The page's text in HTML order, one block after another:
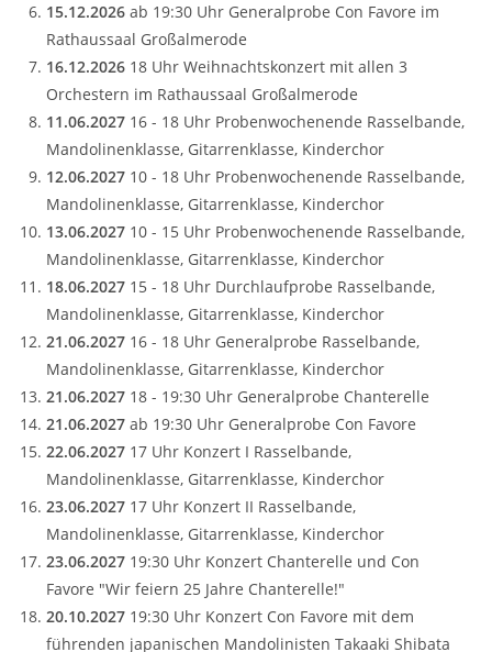
15.12.2026ab 19:30 Uhr Generalprobe Con Favore im
Rathaussaal Großalmerode
16.12.2026 18 Uhr Weihnachtskonzert mit allen 3
Orchestern im Rathaussaal Großalmerode
11.06.2027 16 - 18 Uhr Probenwochenende Rasselbande,
Mandolinenklasse, Gitarrenklasse, Kinderchor
12.06.2027 10 - 18 Uhr Probenwochenende Rasselbande,
Mandolinenklasse, Gitarrenklasse, Kinderchor
13.06.2027 10 - 15 Uhr Probenwochenende Rasselbande,
Mandolinenklasse, Gitarrenklasse, Kinderchor
18.06.2027 15 - 18 Uhr Durchlaufprobe Rasselbande,
Mandolinenklasse, Gitarrenklasse, Kinderchor
21.06.2027 16 - 18 Uhr Generalprobe Rasselbande,
Mandolinenklasse, Gitarrenklasse, Kinderchor
21.06.2027 18 - 19:30 Uhr Generalprobe Chanterelle
21.06.2027 ab 19:30 Uhr Generalprobe Con Favore
22.06.2027 17 Uhr Konzert I Rasselbande,
Mandolinenklasse, Gitarrenklasse, Kinderchor
23.06.2027 17 Uhr Konzert II Rasselbande,
Mandolinenklasse, Gitarrenklasse, Kinderchor
23.06.2027 19:30 Uhr Konzert Chanterelle und Con
Favore "Wir feiern 25 Jahre Chanterelle!"
20.10.2027 19:30 Uhr Konzert Con Favore mit dem
führenden japanischen Mandolinisten Takaaki Shibata